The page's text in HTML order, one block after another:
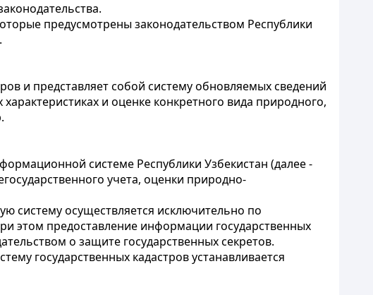
предусмотрены законодательством Республики
и представляет собой систему обновляемых сведений
и оценке конкретного вида природного,
системе Республики Узбекистан (далее -
учета, оценки природно-
систему осуществляется исключительно по
этом предоставление информации государственных
о защите государственных секретов.
государственных кадастров устанавливается